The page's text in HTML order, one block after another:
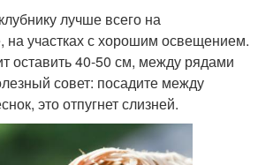
лучше всего на
на участках с хорошим освещением.
оставить 40-50 см, между рядами
совет: посадите между
это отпугнет слизней.